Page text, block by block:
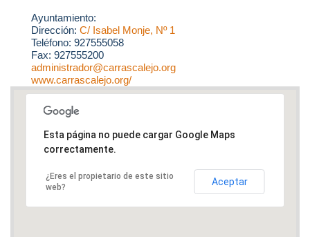
Ayuntamiento:
Dirección: C/ Isabel Monje, Nº 1
Teléfono: 927555058
Fax: 927555200
administrador@carrascalejo.org
www.carrascalejo.org/
Esta página no puede cargar Google Maps
correctamente.
¿Eres el propietario de este sitio
web?
Aceptar